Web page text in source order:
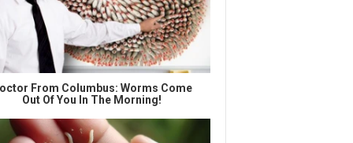
From Columbus: Worms Come
Out Of You In The Morning!